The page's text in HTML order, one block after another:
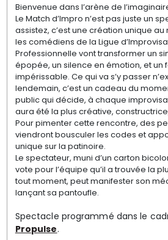
Bienvenue dans l’arène de
Le Match d’Impro n’est pas juste un
assistez, c’est une création unique au
les comédiens de la Ligue
Professionnelle vont transformer un
épopée, un silence en émotion, et un
impérissable. Ce qui va s’y passer
lendemain, c’est un cadeau du
public qui décide, à chaque
aura été la plus créative,
Pour pimenter cette rencontre, des
viendront bousculer les codes et
unique sur la patinoire.
Le spectateur, muni d’un carton
vote pour l’équipe qu’il a trouvée la
tout moment, peut manifester son
lançant sa pantoufle.
Spectacle programmé dans le
Propulse.